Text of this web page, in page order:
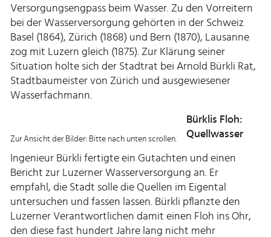
Versorgungsengpass beim Wasser. Zu den Vorreitern
bei der Wasserversorgung gehörten in der Schweiz
Basel (1864), Zürich (1868) und Bern (1870), Lausanne
zog mit Luzern gleich (1875). Zur Klärung seiner
Situation holte sich der Stadtrat bei Arnold Bürkli Rat,
Stadtbaumeister von Zürich und ausgewiesener
Wasserfachmann.
Zur Ansicht der Bilder: Bitte nach unten scrollen.
Bürklis Floh:
Quellwasser
Ingenieur Bürkli fertigte ein Gutachten und einen
Bericht zur Luzerner Wasserversorgung an. Er
empfahl, die Stadt solle die Quellen im Eigental
untersuchen und fassen lassen. Bürkli pflanzte den
Luzerner Verantwortlichen damit einen Floh ins Ohr,
den diese fast hundert Jahre lang nicht mehr